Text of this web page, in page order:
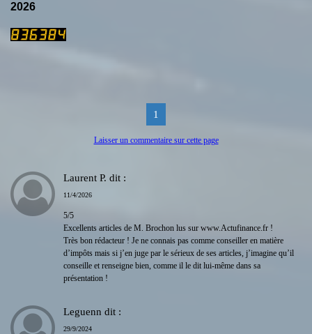
2026
1
Laisser un commentaire sur cette page
Laurent P. dit :
11/4/2026
5/5
Excellents articles de M. Brochon lus sur www.Actufinance.fr !
Très bon rédacteur ! Je ne connais pas comme conseiller en matière
d’impôts mais si j’en juge par le sérieux de ses articles, j’imagine qu’il
conseille et renseigne bien, comme il le dit lui-même dans sa
présentation !
Leguenn dit :
29/9/2024